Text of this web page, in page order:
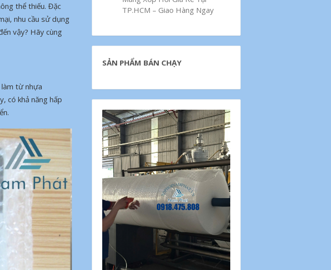
thể thiếu. Đặc
nhu cầu sử dụng
vậy? Hãy cùng
từ nhựa
có khả năng hấp
TP.HCM – Giao Hàng Ngay
SẢN PHẨM BÁN CHẠY